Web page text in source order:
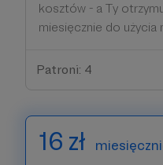
kosztów - a Ty
miesięcznie do użycia
Patroni: 4
16 zł